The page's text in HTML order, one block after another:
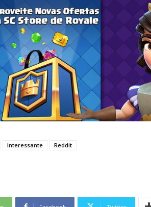
Interessante Reddit